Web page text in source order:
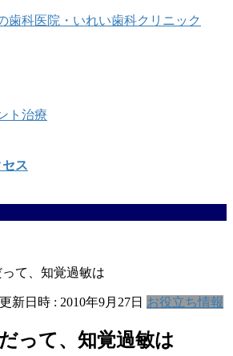
ト治療
ス
て、知覚過敏は
新日時 : 2010年9月27日 お役立ち情報
って、知覚過敏は